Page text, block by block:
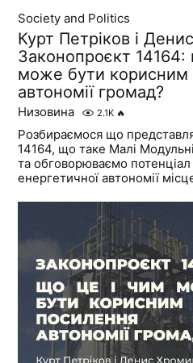
Society and Politics
Курт Петріков і
Законопроєкт
може бути корисним
автономії громад?
Низовина 2.1K 🔥
Розбираємося що
14164, що таке Малі
та обговорюваємо потенціал
енергетичної автономії